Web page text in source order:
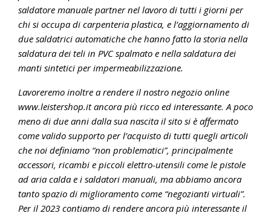
saldatore manuale partner nel lavoro di tutti i giorni per
chi si occupa di carpenteria plastica, e l’aggiornamento di
due saldatrici automatiche che hanno fatto la storia nella
saldatura dei teli in PVC spalmato e nella saldatura dei
manti sintetici per impermeabilizzazione.
Lavoreremo inoltre a rendere il nostro negozio online
www.leistershop.it ancora più ricco ed interessante. A poco
meno di due anni dalla sua nascita il sito si è affermato
come valido supporto per l’acquisto di tutti quegli articoli
che noi definiamo “non problematici”, principalmente
accessori, ricambi e piccoli elettro-utensili come le pistole
ad aria calda e i saldatori manuali, ma abbiamo ancora
tanto spazio di miglioramento come “negozianti virtuali”.
Per il 2023 contiamo di rendere ancora più interessante il